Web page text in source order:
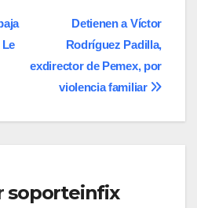
Detienen a Víctor
Rodríguez Padilla,
exdirector de Pemex, por
violencia familiar
soporteinfix